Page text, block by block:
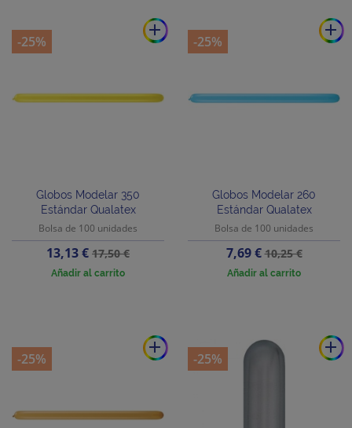
add
Globos Modelar 350
Estándar Qualatex
Bolsa de 100 unidades
Precio
13,13 €Precio
base
17,50 €
Añadir al carrito
-25%
add
Globos Modelar 260
Estándar Qualatex
Bolsa de 100 unidades
Precio
7,69 €Precio
base
10,25 €
Añadir al carrito
-25%
add
-25%
add
-25%